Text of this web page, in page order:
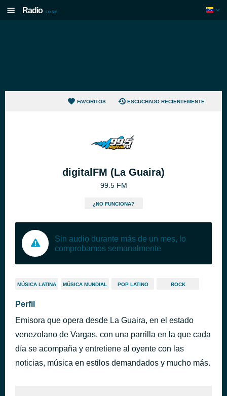
Radio .co.ve
FAVORITOS ESCUCHADO RECIENTEMENTE
digitalFM (La Guaira)
99.5 FM
¿NO FUNCIONA?
Sin audio durante más de un mes, lo
comprobamos semanalmente
MÚSICA LATINA MÚSICA MUNDIAL POP LATINO ROCK
Perfil
Emisora que opera desde La Guaira, en el estado
venezolano de Vargas, con una parrilla en la que cada
día se acompaña y entretiene al oyente con las
noticias, música en estilos demandados y mucho más.